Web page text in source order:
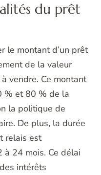
du prêt
le montant d’un prêt
de la valeur
vendre. Ce montant
% et 80 % de la
la politique de
De plus, la durée
relais est
24 mois. Ce délai
intérêts